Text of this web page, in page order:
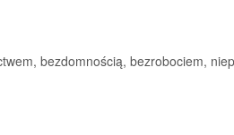
bezdomnością, bezrobociem,